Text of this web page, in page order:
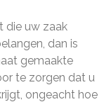
die uw zaak
dan is
gemaakte
te zorgen dat u
ongeacht hoe